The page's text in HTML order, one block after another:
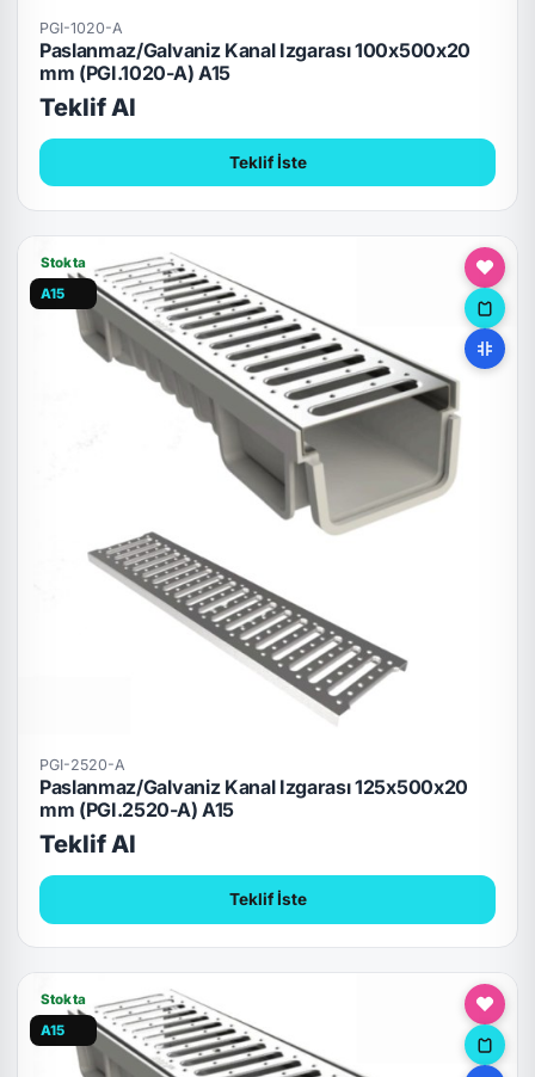
PGI-1020-A
Paslanmaz/Galvaniz Kanal Izgarası 100x500x20
mm (PGI.1020-A) A15
Teklif Al
Teklif İste
Stokta
A15
PGI-2520-A
Paslanmaz/Galvaniz Kanal Izgarası 125x500x20
mm (PGI.2520-A) A15
Teklif Al
Teklif İste
Stokta
A15